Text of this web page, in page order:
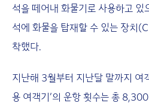
석을 떼어내 화물기로 사용하고
석에 화물을 탑재할 수 있는 장치
착했다.
지난해 3월부터 지난달 말까지 여
용 여객기’의 운항 횟수는 총